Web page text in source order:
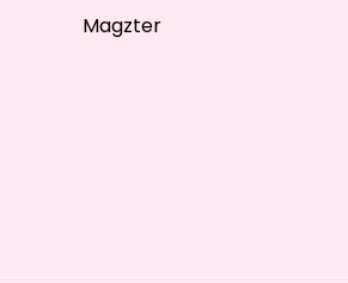
Magzter